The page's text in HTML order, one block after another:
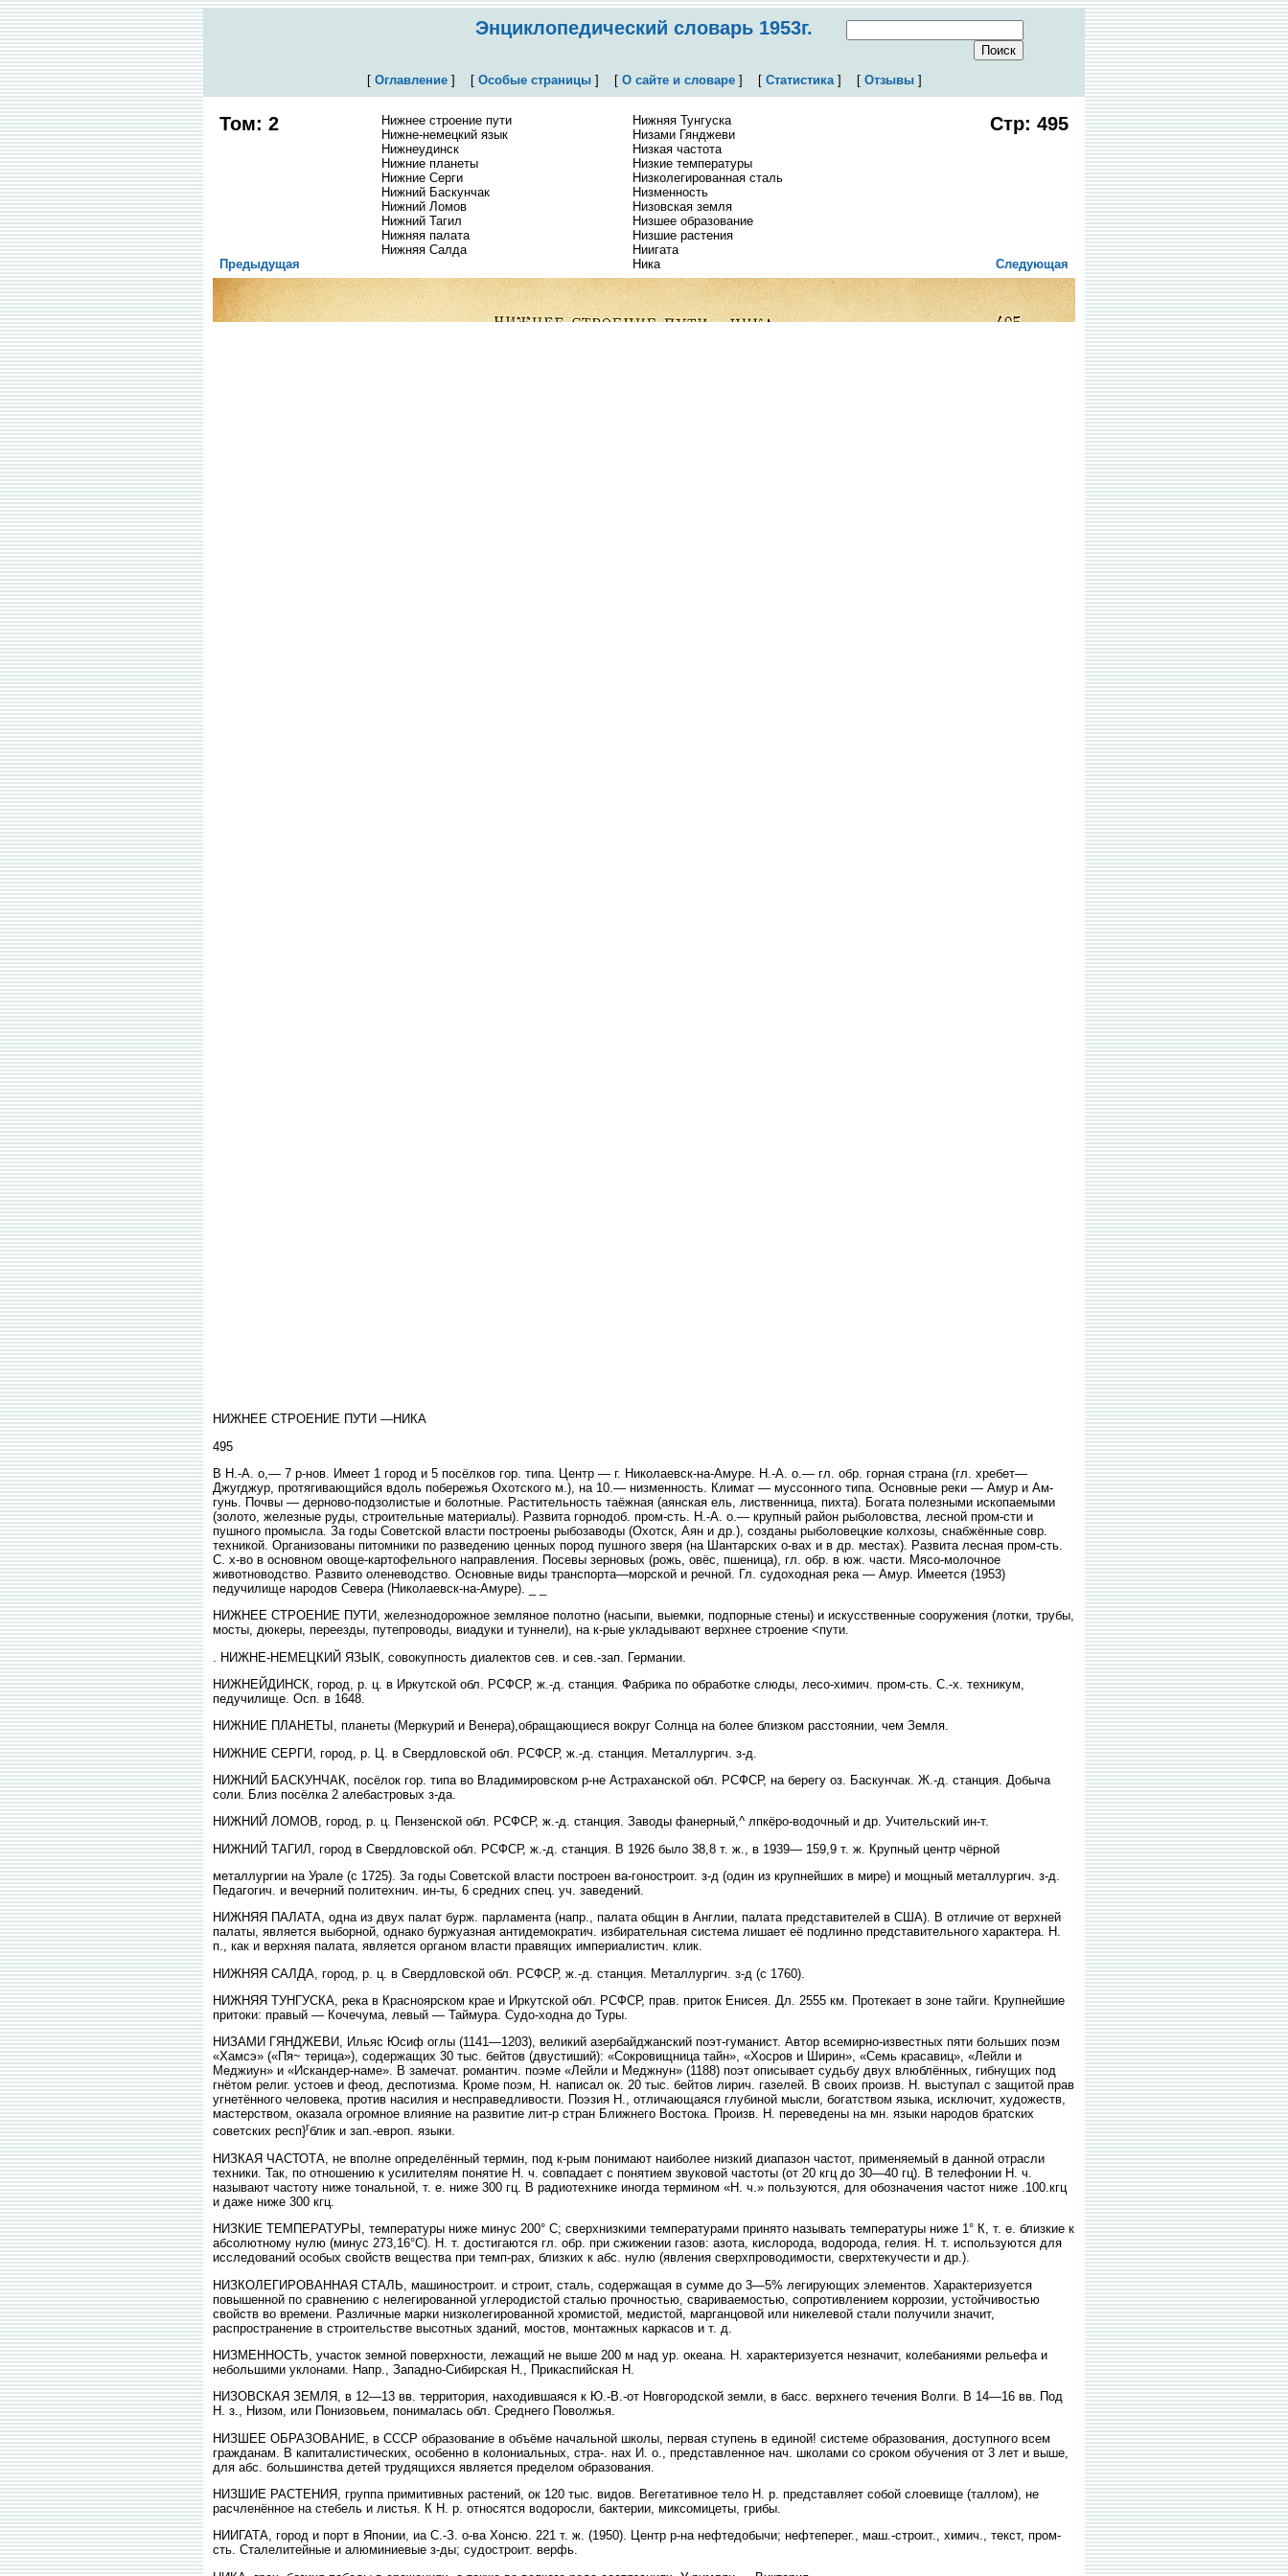
Энциклопедический словарь 1953г.
[ Оглавление] [ Особые страницы] [ О сайте и словаре] [ Статистика] [ Отзывы]
Том: 2
Нижнее строение пути
Нижне-немецкий язык
Нижнеудинск
Нижние планеты
Нижние Серги
Нижний Баскунчак
Нижний Ломов
Нижний Тагил
Нижняя палата
Нижняя Салда
Нижняя Тунгуска
Низами Гянджеви
Низкая частота
Низкие температуры
Низколегированная сталь
Низменность
Низовская земля
Низшее образование
Низшие растения
Ниигата
Ника
Стр: 495
Предыдущая Следующая
НИЖНЕЕ СТРОЕНИЕ ПУТИ —НИКА
495
В Н.-А. о,— 7 р-нов. Имеет 1 город и 5 посёлков гор. типа. Центр — г. Николаевск-на-Амуре. Н.-А. о.— гл. обр. горная страна (гл. хребет—
Джугджур, протягивающийся вдоль побережья Охотского м.), на 10.— низменность. Климат — муссонного типа. Основные реки — Амур и Ам-
гунь. Почвы — дерново-подзолистые и болотные. Растительность таёжная (аянская ель, лиственница, пихта). Богата полезными ископаемыми
(золото, железные руды, строительные материалы). Развита горнодоб. пром-сть. Н.-А. о.— крупный район рыболовства, лесной пром-сти и
пушного промысла. За годы Советской власти построены рыбозаводы (Охотск, Аян и др.), созданы рыболовецкие колхозы, снабжённые совр.
техникой. Организованы питомники по разведению ценных пород пушного зверя (на Шантарских о-вах и в др. местах). Развита лесная пром-сть.
С. х-во в основном овоще-картофельного направления. Посевы зерновых (рожь, овёс, пшеница), гл. обр. в юж. части. Мясо-молочное
животноводство. Развито оленеводство. Основные виды транспорта—морской и речной. Гл. судоходная река — Амур. Имеется (1953)
педучилище народов Севера (Николаевск-на-Амуре). _ _
НИЖНЕЕ СТРОЕНИЕ ПУТИ, железнодорожное земляное полотно (насыпи, выемки, подпорные стены) и искусственные сооружения (лотки, трубы,
мосты, дюкеры, переезды, путепроводы, виадуки и туннели), на к-рые укладывают верхнее строение <пути.
. НИЖНЕ-НЕМЕЦКИЙ ЯЗЫК, совокупность диалектов сев. и сев.-зап. Германии.
НИЖНЕЙДИНСК, город, р. ц. в Иркутской обл. РСФСР, ж.-д. станция. Фабрика по обработке слюды, лесо-химич. пром-сть. С.-х. техникум,
педучилище. Осп. в 1648.
НИЖНИЕ ПЛАНЕТЫ, планеты (Меркурий и Венера),обращающиеся вокруг Солнца на более близком расстоянии, чем Земля.
НИЖНИЕ СЕРГИ, город, р. Ц. в Свердловской обл. РСФСР, ж.-д. станция. Металлургич. з-д.
НИЖНИЙ БАСКУНЧАК, посёлок гор. типа во Владимировском р-не Астраханской обл. РСФСР, на берегу оз. Баскунчак. Ж.-д. станция. Добыча
соли. Близ посёлка 2 алебастровых з-да.
НИЖНИЙ ЛОМОВ, город, р. ц. Пензенской обл. РСФСР, ж.-д. станция. Заводы фанерный,^ лпкёро-водочный и др. Учительский ин-т.
НИЖНИЙ ТАГИЛ, город в Свердловской обл. РСФСР, ж.-д. станция. В 1926 было 38,8 т. ж., в 1939— 159,9 т. ж. Крупный центр чёрной
металлургии на Урале (с 1725). За годы Советской власти построен ва-гоностроит. з-д (один из крупнейших в мире) и мощный металлургич. з-д.
Педагогич. и вечерний политехнич. ин-ты, 6 средних спец. уч. заведений.
НИЖНЯЯ ПАЛАТА, одна из двух палат бурж. парламента (напр., палата общин в Англии, палата представителей в США). В отличие от верхней
палаты, является выборной, однако буржуазная антидемократич. избирательная система лишает её подлинно представительного характера. Н.
п., как и верхняя палата, является органом власти правящих империалистич. клик.
НИЖНЯЯ САЛДА, город, р. ц. в Свердловской обл. РСФСР, ж.-д. станция. Металлургич. з-д (с 1760).
НИЖНЯЯ ТУНГУСКА, река в Красноярском крае и Иркутской обл. РСФСР, прав. приток Енисея. Дл. 2555 км. Протекает в зоне тайги. Крупнейшие
притоки: правый — Кочечума, левый — Таймура. Судо-ходна до Туры.
НИЗАМИ ГЯНДЖЕВИ, Ильяс Юсиф оглы (1141—1203), великий азербайджанский поэт-гуманист. Автор всемирно-известных пяти больших поэм
«Хамсэ» («Пя~ терица»), содержащих 30 тыс. бейтов (двустиший): «Сокровищница тайн», «Хосров и Ширин», «Семь красавиц», «Лейли и
Меджиун» и «Искандер-наме». В замечат. романтич. поэме «Лейли и Меджнун» (1188) поэт описывает судьбу двух влюблённых, гибнущих под
гнётом религ. устоев и феод, деспотизма. Кроме поэм, Н. написал ок. 20 тыс. бейтов лирич. газелей. В своих произв. Н. выступал с защитой прав
угнетённого человека, против насилия и несправедливости. Поэзия Н., отличающаяся глубиной мысли, богатством языка, исключит, художеств,
мастерством, оказала огромное влияние на развитие лит-р стран Ближнего Востока. Произв. Н. переведены на мн. языки народов братских
советских респ}гблик и зап.-европ. языки.
НИЗКАЯ ЧАСТОТА, не вполне определённый термин, под к-рым понимают наиболее низкий диапазон частот, применяемый в данной отрасли
техники. Так, по отношению к усилителям понятие Н. ч. совпадает с понятием звуковой частоты (от 20 кгц до 30—40 гц). В телефонии Н. ч.
называют частоту ниже тональной, т. е. ниже 300 гц. В радиотехнике иногда термином «Н. ч.» пользуются, для обозначения частот ниже .100.кгц
и даже ниже 300 кгц.
НИЗКИЕ ТЕМПЕРАТУРЫ, температуры ниже минус 200° С; сверхнизкими температурами принято называть температуры ниже 1° К, т. е. близкие к
абсолютному нулю (минус 273,16°С). Н. т. достигаются гл. обр. при сжижении газов: азота, кислорода, водорода, гелия. Н. т. используются для
исследований особых свойств вещества при темп-рах, близких к абс. нулю (явления сверхпроводимости, сверхтекучести и др.).
НИЗКОЛЕГИРОВАННАЯ СТАЛЬ, машиностроит. и строит, сталь, содержащая в сумме до 3—5% легирующих элементов. Характеризуется
повышенной по сравнению с нелегированной углеродистой сталью прочностью, свариваемостью, сопротивлением коррозии, устойчивостью
свойств во времени. Различные марки низколегированной хромистой, медистой, марганцовой или никелевой стали получили значит,
распространение в строительстве высотных зданий, мостов, монтажных каркасов и т. д.
НИЗМЕННОСТЬ, участок земной поверхности, лежащий не выше 200 м над ур. океана. Н. характеризуется незначит, колебаниями рельефа и
небольшими уклонами. Напр., Западно-Сибирская Н., Прикаспийская Н.
НИЗОВСКАЯ ЗЕМЛЯ, в 12—13 вв. территория, находившаяся к Ю.-В.-от Новгородской земли, в басс. верхнего течения Волги. В 14—16 вв. Под
Н. з., Низом, или Понизовьем, понималась обл. Среднего Поволжья.
НИЗШЕЕ ОБРАЗОВАНИЕ, в СССР образование в объёме начальной школы, первая ступень в единой! системе образования, доступного всем
гражданам. В капиталистических, особенно в колониальных, стра-. нах И. о., представленное нач. школами со сроком обучения от 3 лет и выше,
для абс. большинства детей трудящихся является пределом образования.
НИЗШИЕ РАСТЕНИЯ, группа примитивных растений, ок 120 тыс. видов. Вегетативное тело Н. р. представляет собой слоевище (таллом), не
расчленённое на стебель и листья. К Н. р. относятся водоросли, бактерии, миксомицеты, грибы.
НИИГАТА, город и порт в Японии, иа С.-З. о-ва Хонсю. 221 т. ж. (1950). Центр р-на нефтедобычи; нефтеперег., маш.-строит., химич., текст, пром-
сть. Сталелитейные и алюминиевые з-ды; судостроит. верфь.